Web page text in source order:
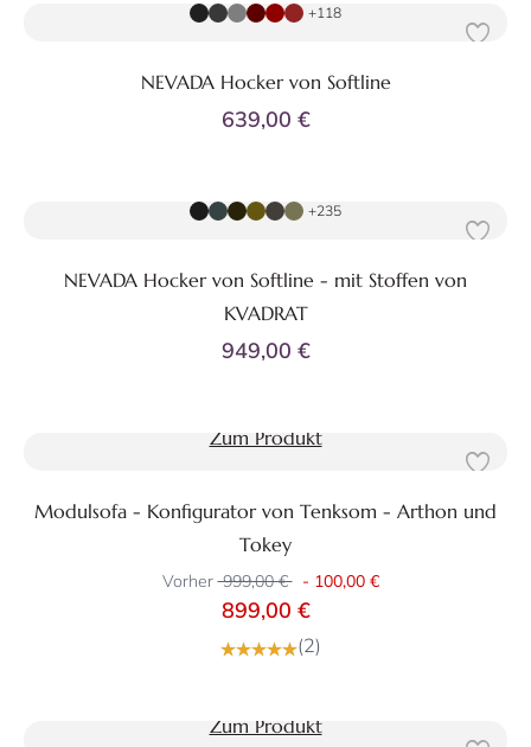
+118
NEVADA Hocker von Softline
639,00 €
+235
NEVADA Hocker von Softline - mit Stoffen von
KVADRAT
949,00 €
Zum Produkt
Modulsofa - Konfigurator von Tenksom - Arthon und
Tokey
Vorher 999,00 € - 100,00 €
899,00 €
(2)
Zum Produkt